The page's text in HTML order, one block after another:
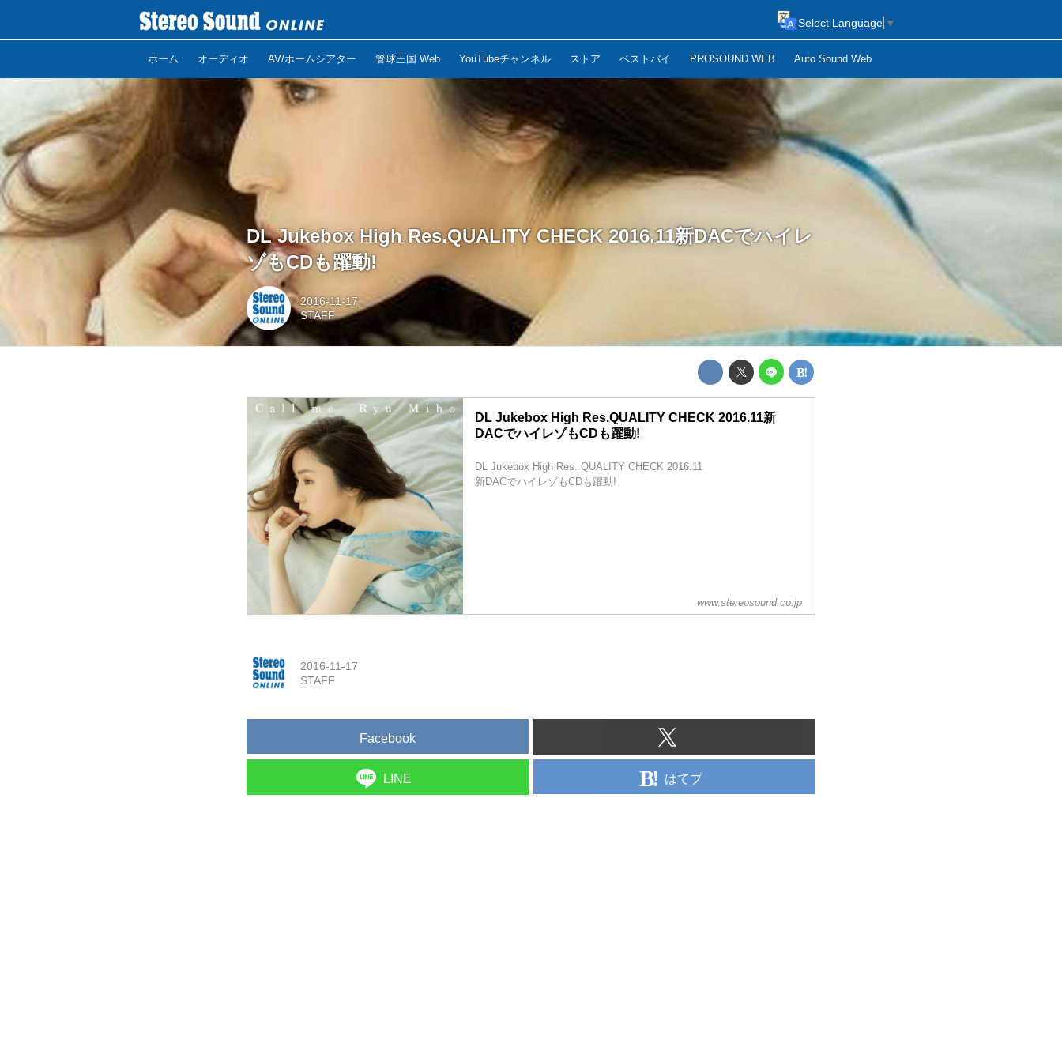
ホーム オーディオ AV/ホームシアター 管球王国 Web YouTubeチャンネル ストア ベストバイ PROSOUND WEB Auto Sound Web
Select Language ▼
DL Jukebox High Res.QUALITY CHECK 2016.11新DACでハイレ
ゾもCDも躍動!
2016-11-17
STAFF
DL Jukebox High Res.QUALITY CHECK 2016.11新
DACでハイレゾもCDも躍動!
DL Jukebox High Res. QUALITY CHECK 2016.11
新DACでハイレゾもCDも躍動!
www.stereosound.co.jp
2016-11-17
STAFF
Facebook
LINE はてブ